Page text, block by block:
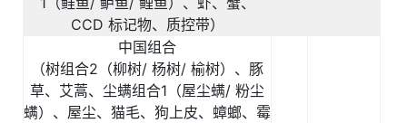
CCD 标记物、质控带）
中国组合
（树组合2 （柳树/ 杨树/ 榆树）、豚
草、艾蒿、尘螨组合1 （屋尘螨/ 粉尘
螨）、屋尘、猫毛、狗上皮、蟑螂、霉